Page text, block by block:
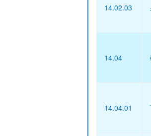
14.02.03
14.04
14.04.01